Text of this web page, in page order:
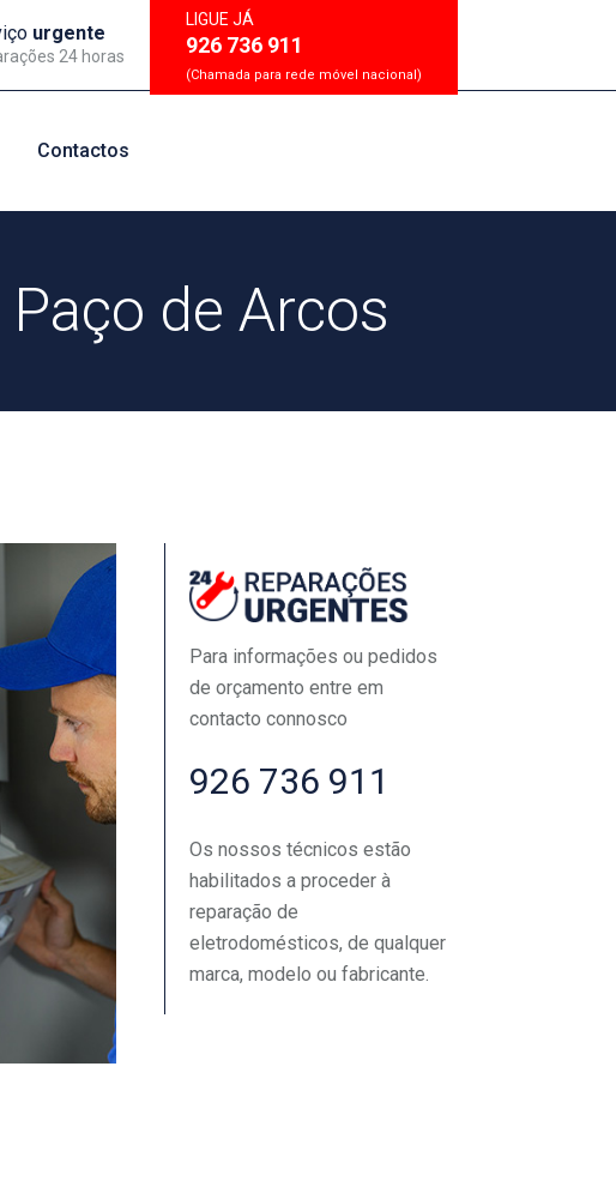
urgente
24 horas
LIGUE JÁ
926 736 911
(Chamada para rede móvel nacional)
Contactos
de Arcos
Para informações ou pedidos
de orçamento entre em
contacto connosco
926 736 911
Os nossos técnicos estão
habilitados a proceder à
reparação de
eletrodomésticos, de qualquer
marca, modelo ou fabricante.